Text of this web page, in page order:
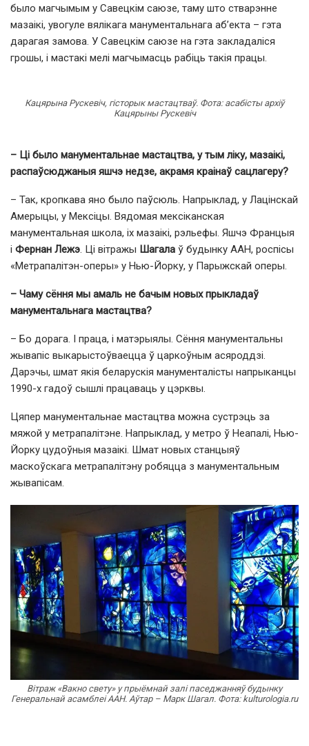
было магчымым у Савецкім саюзе, таму што стварэнне
мазаікі, увогуле вялікага манументальнага аб’екта – гэта
дарагая замова. У Савецкім саюзе на гэта закладаліся
грошы, і мастакі мелі магчымасць рабіць такія працы.
Кацярына Рускевіч, гісторык мастацтваў. Фота: асабісты архіў
Кацярыны Рускевіч
– Ці было манументальнае мастацтва, у тым ліку, мазаікі,
распаўсюджаныя яшчэ недзе, акрамя краінаў сацлагеру?
– Так, кропкава яно было паўсюль. Напрыклад, у Лацінскай
Амерыцы, у Мексіцы. Вядомая мексіканская
манументальная школа, іх мазаікі, рэльефы. Яшчэ Францыя
і Фернан Лежэ. Ці вітражы Шагала ў будынку ААН, роспісы
«Метрапалітэн-оперы» у Нью-Йорку, у Парыжскай оперы.
– Чаму сёння мы амаль не бачым новых прыкладаў
манументальнага мастацтва?
– Бо дорага. І праца, і матэрыялы. Сёння манументальны
жывапіс выкарыстоўваецца ў царкоўным асяроддзі.
Дарэчы, шмат якія беларускія манументалісты напрыканцы
1990-х гадоў сышлі працаваць у цэрквы.
Цяпер манументальнае мастацтва можна сустрэць за
мяжой у метрапалітэне. Напрыклад, у метро ў Неапалі, Нью-
Йорку цудоўныя мазаікі. Шмат новых станцыяў
маскоўскага метрапалітэну робяцца з манументальным
жывапісам.
Вітраж «Вакно свету» у прыёмнай залі паседжанняў будынку
Генеральнай асамблеі ААН. Аўтар – Марк Шагал. Фота: kulturologia.ru